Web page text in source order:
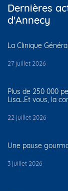
Dernières
d'Annecy
La Clinique
27 juillet 2026
Plus de 250 000
Lisa…Et vous, la
22 juillet 2026
Une pause
3 juillet 2026